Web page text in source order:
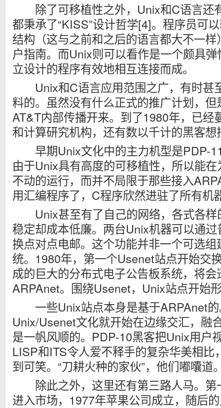
除了可移植性之外，Unix和C语言还
都秉承了“KISS”设计哲学[4]。程序员可
结构（这与之前和之后的语言都大不一
户指南。而Unix则可以看作是一个颇具
立设计的程序有效地相互连接而成。
Unix和C语言应用范围之广，有时甚
料的。虽然没有什么正式的推广计划，
AT&T内部传播开来。到了1980年，已经
和计算研究机构，还有数以千计的黑客
早期Unix文化中的主力机型是PDP-
由于Unix具有高度的可移植性，所以能
不动的运行，而并不局限于那些接入
用汇编程序了，C程序欣然进驻了所有机
Unix甚至有了自己的网络，各式各样
稳定却成本低廉。两台Unix机器可以通
换点对点电邮。这个功能并非一个可选
统。1980年，第一个Usenet站点开始交
成的巨大的分布式电子公告板系统，将
ARPAnet。围绕Usenet，Unix站点开始
一些Unix站点本身是基于ARPAnet的
Unix/Usenet文化就开始在边缘交汇，融
是一帆风顺的。PDP-10黑客把Unix用户
LISP和ITS令人爱不释手的复杂华美相比
到可笑。“刀耕火种的家伙”，他们嘟囔道
除此之外，这里还有第三路人马。第
进入市场，1977年苹果公司成立，随后